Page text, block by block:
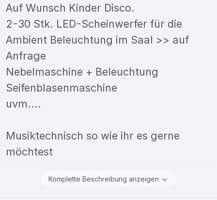
Auf Wunsch Kinder Disco.
2-30 Stk. LED-Scheinwerfer für die
Ambient Beleuchtung im Saal >> auf
Anfrage
Nebelmaschine + Beleuchtung
Seifenblasenmaschine
uvm....
Musiktechnisch so wie ihr es gerne
möchtest
Komplette Beschreibung anzeigen